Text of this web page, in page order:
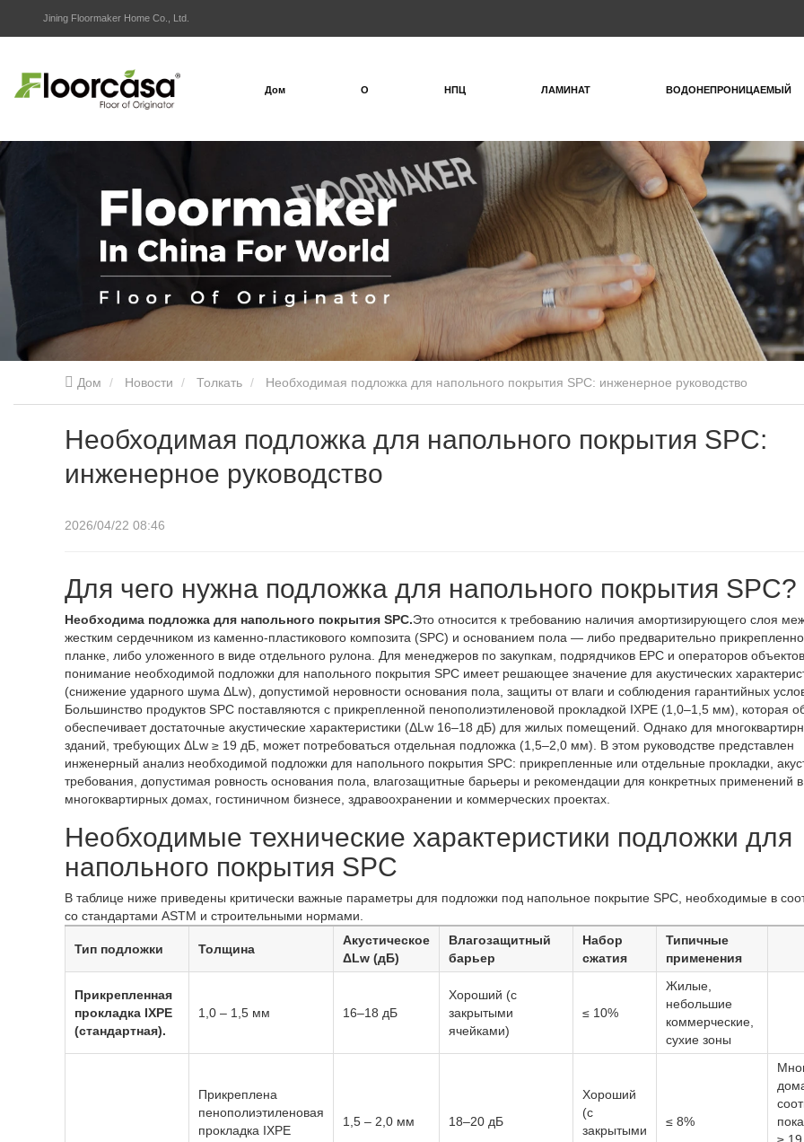
Jining Floormaker Home Co., Ltd.
Дом О НПЦ ЛАМИНАТ ВОДОНЕПРОНИЦАЕМЫЙ
Дом Новости Толкать Необходимая подложка для напольного покрытия SPC: инженерное руководство
Необходимая подложка для напольного покрытия SPC:
инженерное руководство
2026/04/22 08:46
Для чего нужна подложка для напольного покрытия SPC?
Необходима подложка для напольного покрытия SPC.Это относится к требованию наличия амортизирующего слоя
жестким сердечником из каменно-пластикового композита (SPC) и основанием пола — либо предварительно
планке, либо уложенного в виде отдельного рулона. Для менеджеров по закупкам, подрядчиков EPC и операторов объектов
понимание необходимой подложки для напольного покрытия SPC имеет решающее значение для акустических
(снижение ударного шума ΔLw), допустимой неровности основания пола, защиты от влаги и соблюдения гарантийных
Большинство продуктов SPC поставляются с прикрепленной пенополиэтиленовой прокладкой IXPE (1,0–1,5 мм), которая
обеспечивает достаточные акустические характеристики (ΔLw 16–18 дБ) для жилых помещений. Однако для
зданий, требующих ΔLw ≥ 19 дБ, может потребоваться отдельная подложка (1,5–2,0 мм). В этом руководстве представлен
инженерный анализ необходимой подложки для напольного покрытия SPC: прикрепленные или отдельные прокладки,
требования, допустимая ровность основания пола, влагозащитные барьеры и рекомендации для конкретных применений в
многоквартирных домах, гостиничном бизнесе, здравоохранении и коммерческих проектах.
Необходимые технические характеристики подложки для
напольного покрытия SPC
В таблице ниже приведены критически важные параметры для подложки под напольное покрытие SPC, необходимые в
со стандартами ASTM и строительными нормами.
Тип подложки Толщина
Акустическое
ΔLw (дБ)
Влагозащитный
барьер
Набор
сжатия
Типичные
применения
Прикрепленная
прокладка IXPE
(стандартная).
1,0 – 1,5 мм 16–18 дБ
Хороший (с
закрытыми
ячейками)
≤ 10%
Жилые,
небольшие
коммерческие,
сухие зоны
Прикреплена
пенополиэтиленовая
прокладка IXPE
1,5 – 2,0 мм 18–20 дБ
Хороший
(с
закрытыми
≤ 8%